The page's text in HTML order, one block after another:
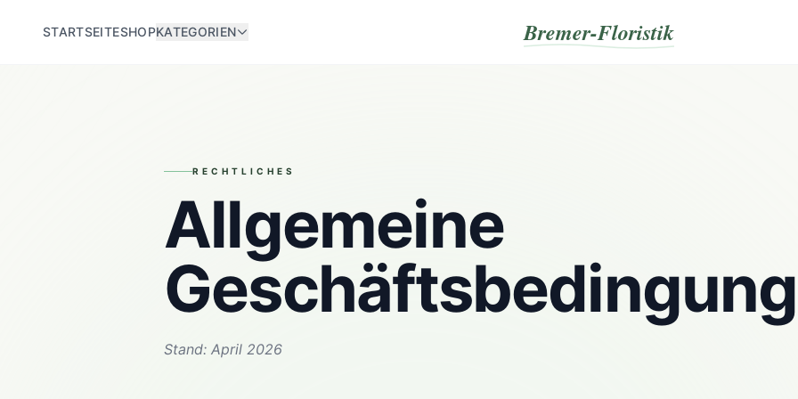
STARTSEITESHOPKATEGORIEN Bremer-Floristik
RECHTLICHES
Allgemeine
Stand: April 2026